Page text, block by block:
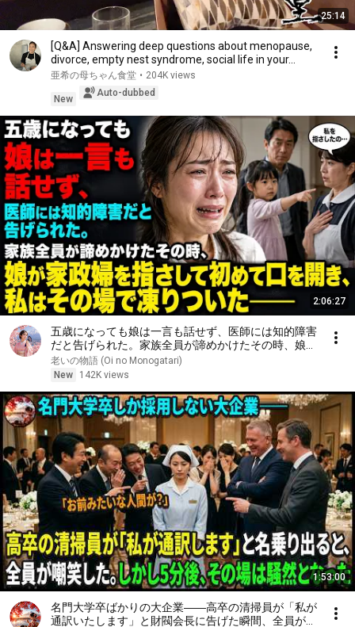
25:14
[Q&A] Answering deep questions about menopause,
divorce, empty nest syndrome, social life in your...
亜希の母ちゃん食堂 • 204K views
New
Auto-dubbed
2:06:27
五歳になっても娘は一言も話せず、医師には知的障害
だと告げられた。家族全員が諦めかけたその時、娘が
家政婦を指さして初めて口を開き、私はその場で凍り
ついた――
老いの物語 (Oi no Monogatari)
New
142K views
1:53:00
名門大学卒ばかりの大企業――高卒の清掃員が「私が
通訳いたします」と財閥会長に告げた瞬間、全員が嘲